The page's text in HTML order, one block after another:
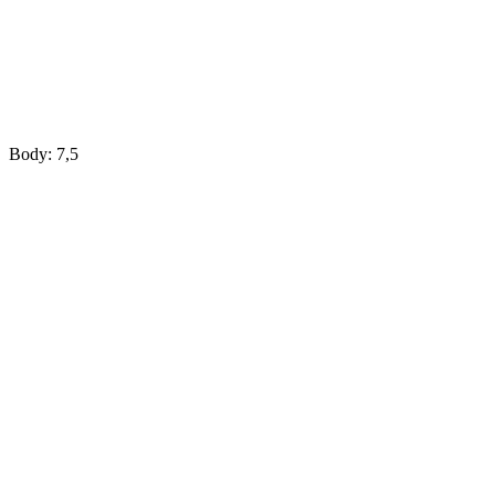
Body: 7,5